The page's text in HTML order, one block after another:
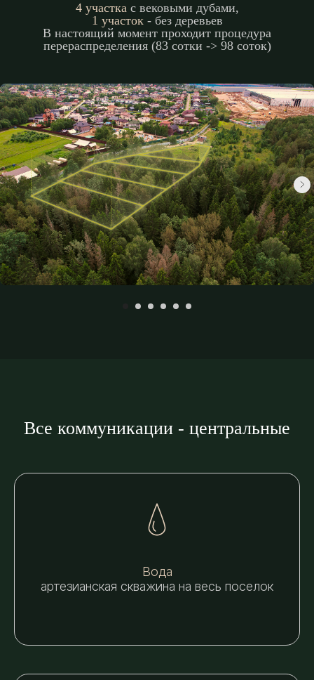
4 участкас вековыми дубами,
1 участок- без деревьев
В настоящий момент проходит процедура
перераспределения (83 сотки -> 98 соток)
Все коммуникации - центральные
Вода
артезианская скважина на весь поселок